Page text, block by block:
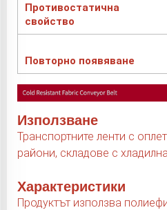
Противостатична
свойство
Повторно появяване
Използване
Транспортните ленти с
райони, складове с
Характеристики
Продуктът използва